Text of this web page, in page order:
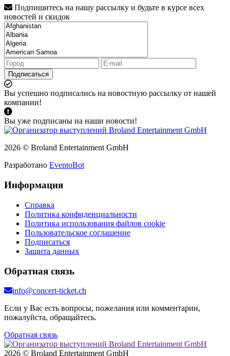
Подпишитесь на нашу рассылку и будьте в курсе всех
новостей и скидок
Подписаться
Вы успешно подписались на новостную рассылку от нашей
компании!
Вы уже подписаны на наши новости!
2026 © Broland Entertainment GmbH
Разработано EventoBot
Информация
Справка
Политика конфиденциальности
Политика использования файлов cookie
Пользовательское соглашение
Подписаться
Защита данных
Обратная связь
info@concert-ticket.ch
Если у Вас есть вопросы, пожелания или комментарии,
пожалуйста, обращайтесь.
Обратная связь
2026 © Broland Entertainment GmbH